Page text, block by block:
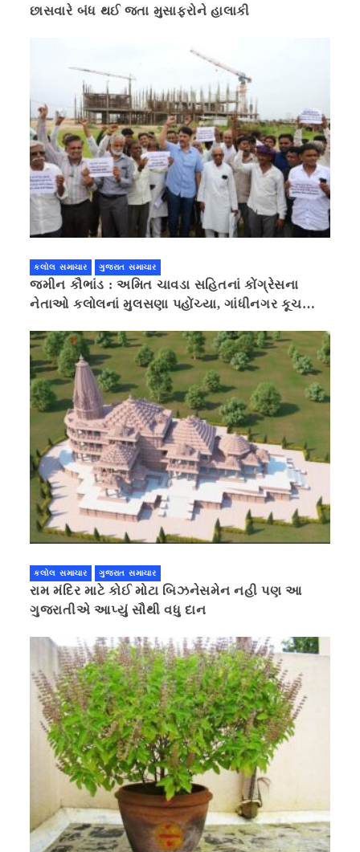
છાસવારે બંધ થઈ જતા મુસાફરોને હાલાકી
કલોલ સમાચાર ગુજરાત સમાચાર
જમીન કૌભાંડ : અમિત ચાવડા સહિતનાં કોંગ્રેસના
નેતાઓ કલોલનાં મુલસણા પહોંચ્યા, ગાંધીનગર કૂચ
કલોલ સમાચાર ગુજરાત સમાચાર
રામ મંદિર માટે કોઈ મોટા બિઝનેસમેન નહી પણ આ
ગુજરાતીએ આપ્યું સૌથી વધુ દાન